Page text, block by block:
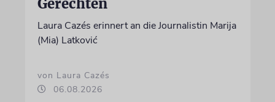
Laura Cazés erinnert an die Journalistin Marija
(Mia) Latković
von Laura Cazés
06.08.2026